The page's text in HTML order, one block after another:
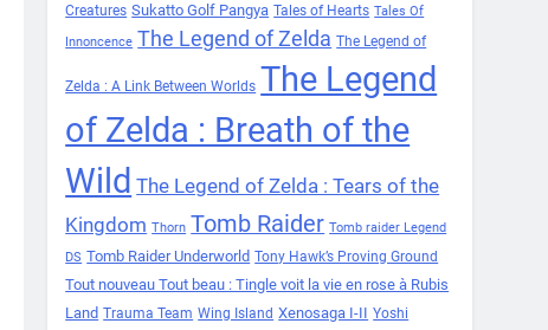
Creatures Sukatto Golf Pangya Tales of Hearts Tales Of
Innoncence The Legend of Zelda The Legend of
Zelda : A Link Between Worlds The Legend
of Zelda : Breath of the
Wild The Legend of Zelda : Tears of the
Kingdom Thorn Tomb Raider Tomb raider Legend
DS Tomb Raider Underworld Tony Hawk’s Proving Ground
Tout nouveau Tout beau : Tingle voit la vie en rose à Rubis
Land Trauma Team Wing Island Xenosaga I-II Yoshi